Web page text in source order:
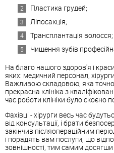
Пластика грудей;
Ліпосакція;
Трансплантація волосся;
Чищення зубів
На благо нашого здоров'я і
яких: медичний персонал,
Важливою складовою, яка
прекрасна клініка з
час роботи клініки було скоєно
Фахівці - хірурги весь час
від консультації, і брати
закінчив післяопераційним
і порадять вам послуги, що
зовнішності, тим самим